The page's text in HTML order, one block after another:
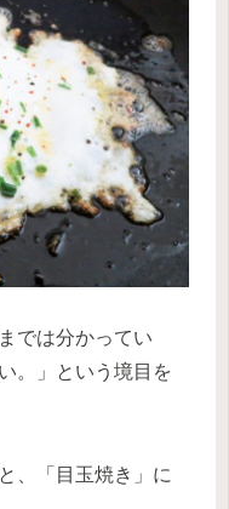
では分かってい
。」という境目を
、「目玉焼き」に